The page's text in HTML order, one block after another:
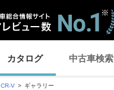
カタログ 中古車検索
CR-V ギャラリー